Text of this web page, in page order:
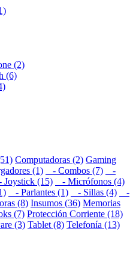
(2)
(6)
Computadoras (2) Gaming
(1) - Combos (7)
-
Joystick (15)
- Micrófonos (4)
- Parlantes (1) - Sillas (4)
-
(8) Insumos (36) Memorias
(7) Protección Corriente (18)
(3) Tablet (8) Telefonía (13)